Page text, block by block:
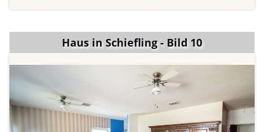
Haus in Schiefling - Bild 10